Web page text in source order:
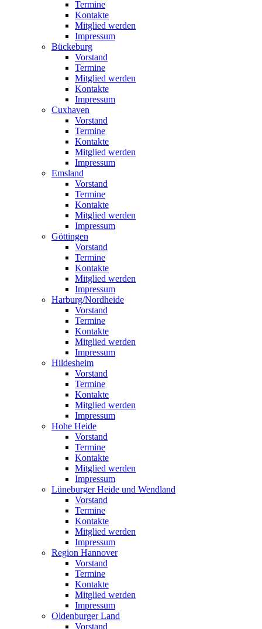
Termine
Kontakte
Mitglied werden
Impressum
Bückeburg
Vorstand
Termine
Mitglied werden
Kontakte
Impressum
Cuxhaven
Vorstand
Termine
Kontakte
Mitglied werden
Impressum
Emsland
Vorstand
Termine
Kontakte
Mitglied werden
Impressum
Göttingen
Vorstand
Termine
Kontakte
Mitglied werden
Impressum
Harburg/Nordheide
Vorstand
Termine
Kontakte
Mitglied werden
Impressum
Hildesheim
Vorstand
Termine
Kontakte
Mitglied werden
Impressum
Hohe Heide
Vorstand
Termine
Kontakte
Mitglied werden
Impressum
Lüneburger Heide und Wendland
Vorstand
Termine
Kontakte
Mitglied werden
Impressum
Region Hannover
Vorstand
Termine
Kontakte
Mitglied werden
Impressum
Oldenburger Land
Vorstand